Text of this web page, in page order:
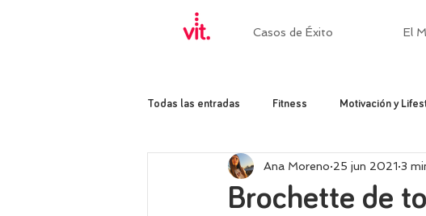
Casos de Éxito El
Todas las entradas Fitness Motivación y
Brochette de
Ana Moreno 25 jun 2021 3